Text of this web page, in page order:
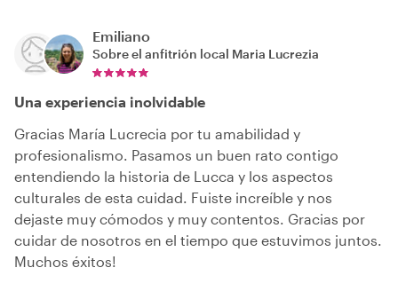
Emiliano
Sobre el anfitrión local Maria Lucrezia
Una experiencia inolvidable
Gracias María Lucrecia por tu amabilidad y
profesionalismo. Pasamos un buen rato contigo
entendiendo la historia de Lucca y los aspectos
culturales de esta cuidad. Fuiste increíble y nos
dejaste muy cómodos y muy contentos. Gracias por
cuidar de nosotros en el tiempo que estuvimos juntos.
Muchos éxitos!